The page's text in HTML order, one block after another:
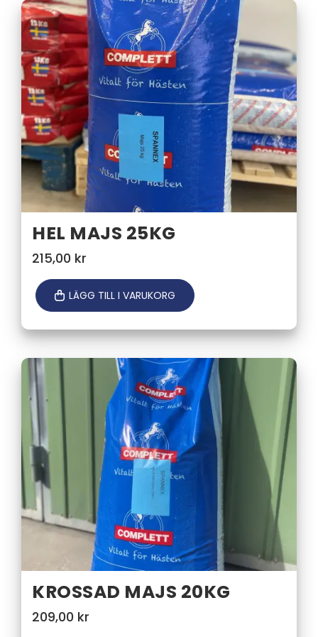
HEL MAJS 25KG
215,00 kr
LÄGG TILL I VARUKORG
KROSSAD MAJS 20KG
209,00 kr